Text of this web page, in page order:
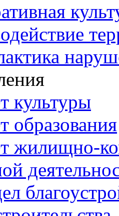
культуры
образования
жилищно-